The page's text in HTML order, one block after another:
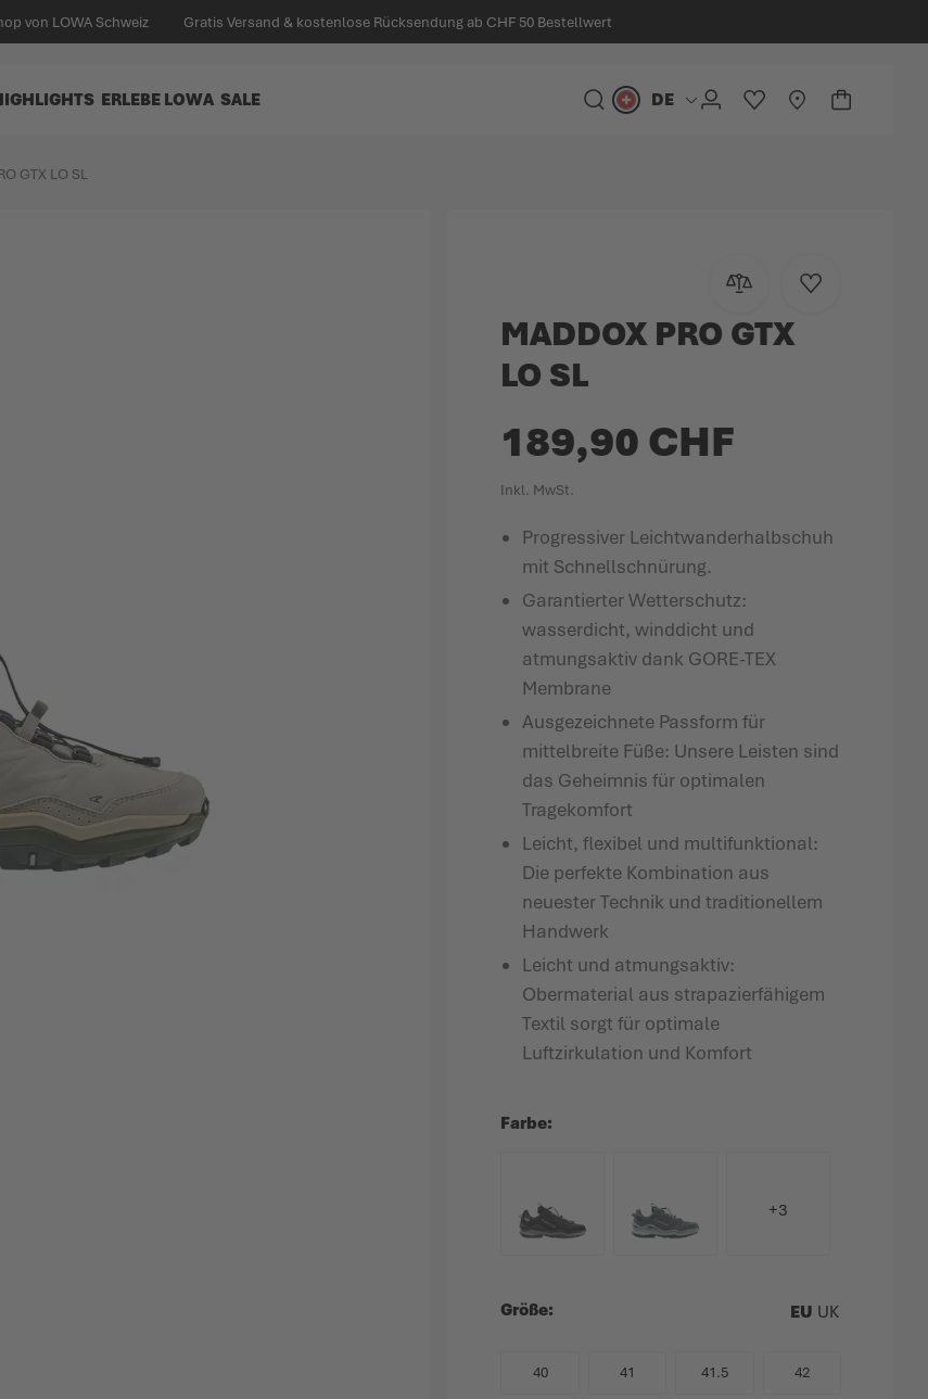
von LOWA Schweiz Gratis Versand & kostenlose Rücksendung ab CHF 50 Bestellwert
ERLEBE LOWA SALE
SUCHE
Sprache DE
KONTOMEINESTORELOCATOR
GTX LO SL
Zur Vergleichsliste
Zur
MADDOX PRO GTX
LO SL
189,90 CHF
Inkl. MwSt.
Progressiver Leichtwanderhalbschuh
mit Schnellschnürung.
Garantierter Wetterschutz:
wasserdicht, winddicht und
atmungsaktiv dank GORE-TEX
Membrane
Ausgezeichnete Passform für
mittelbreite Füße: Unsere Leisten sind
das Geheimnis für optimalen
Tragekomfort
Leicht, flexibel und multifunktional:
Die perfekte Kombination aus
neuester Technik und traditionellem
Handwerk
Leicht und atmungsaktiv:
Obermaterial aus strapazierfähigem
Textil sorgt für optimale
Luftzirkulation und Komfort
Farbe
+3
Größe EU UK
40 41 41.5 42